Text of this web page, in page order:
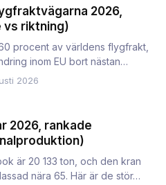
2026,
vs riktning)
procent av världens flygfrakt,
inom EU bort nästan…
2026
2026, rankade
är 20 133 ton, och den kran
nära 65. Här är de stör…